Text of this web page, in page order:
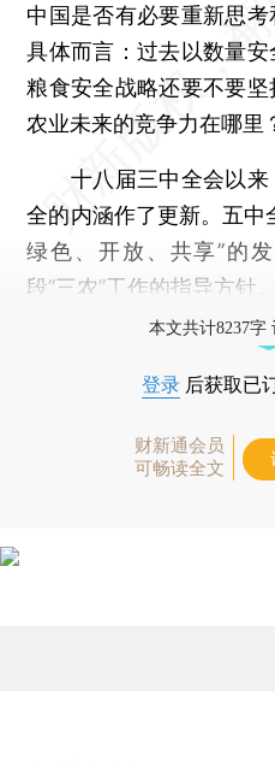
中国是否有必要重新思
具体而言：过去以数量
粮食安全战略还要不要
农业未来的竞争力在哪里
十八届三中全会以来
全的内涵作了更新。五中
绿色、开放、共享”的
段“三农”工作的指导方针。
本文共计8237字
登录 后获取已
财新通会员
可畅读全文